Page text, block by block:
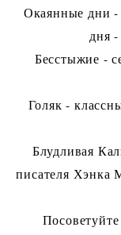
Окаянные дни -
дня
Бесстыжие -
Голяк -
Блудливая
писателя Хэнка